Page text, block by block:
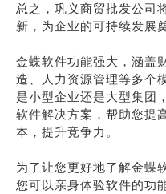
总之，巩义商贸批发公司
新，为企业的可持续发展
金蝶软件功能强大，涵盖
造、人力资源管理等多个
是小型企业还是大型集团
软件解决方案，帮助您提
本，提升竞争力。
为了让您更好地了解金蝶
您可以亲身体验软件的功